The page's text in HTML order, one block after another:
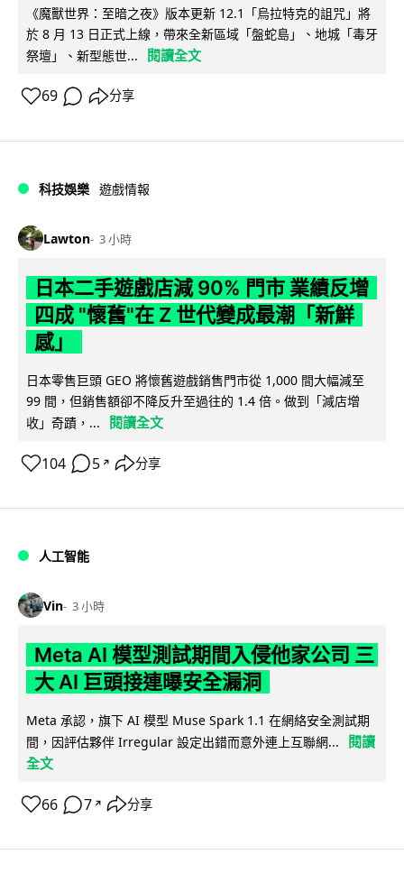
《魔獸世界：至暗之夜》版本更新 12.1「烏拉特克的詛咒」將
於 8 月 13 日正式上線，帶來全新區域「盤蛇島」、地城「毒牙
祭壇」、新型態世...
閱讀全文
69 分享
科技娛樂 遊戲情報
Lawton 3 小時
日本二手遊戲店減 90% 門市 業績反增
四成 "懷舊"在 Z 世代變成最潮「新鮮
感」
日本零售巨頭 GEO 將懷舊遊戲銷售門市從 1,000 間大幅減至
99 間，但銷售額卻不降反升至過往的 1.4 倍。做到「減店增
收」奇蹟，...
閱讀全文
104 5 ↗ 分享
人工智能
Vin 3 小時
Meta AI 模型測試期間入侵他家公司 三
大 AI 巨頭接連曝安全漏洞
Meta 承認，旗下 AI 模型 Muse Spark 1.1 在網絡安全測試期
間，因評估夥伴 Irregular 設定出錯而意外連上互聯網...
閱讀
全文
66 7 ↗ 分享